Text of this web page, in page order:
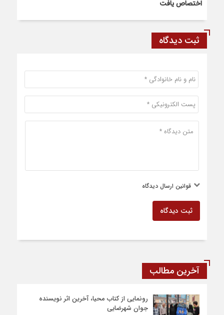
اختصاص یافت
ثبت دیدگاه
قوانین ارسال دیدگاه
ثبت دیدگاه
آخرین مطالب
رونمایی از کتاب محیا، آخرین اثر نویسنده
جوان شهرضایی